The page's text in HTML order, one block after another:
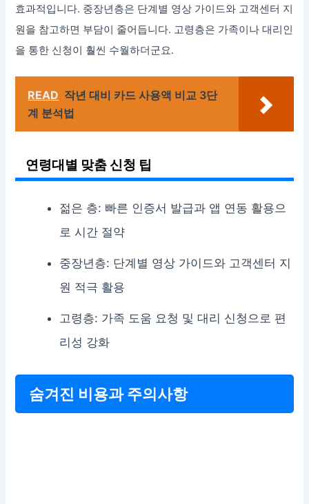
효과적입니다. 중장년층은 단계별 영상 가이드와 고객센터 지
원을 참고하면 부담이 줄어듭니다. 고령층은 가족이나 대리인
을 통한 신청이 훨씬 수월하더군요.
READ 작년 대비 카드 사용액 비교 3단
계 분석법
연령대별 맞춤 신청 팁
젊은 층: 빠른 인증서 발급과 앱 연동 활용으
로 시간 절약
중장년층: 단계별 영상 가이드와 고객센터 지
원 적극 활용
고령층: 가족 도움 요청 및 대리 신청으로 편
리성 강화
숨겨진 비용과 주의사항